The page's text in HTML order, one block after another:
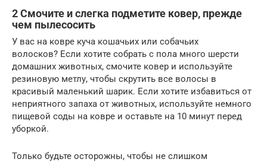
2 Смочите и слегка подметите ковер, прежде
чем пылесосить
У вас на ковре куча кошачьих или собачьих
волосков? Если хотите собрать с пола много шерсти
домашних животных, смочите ковер и используйте
резиновую метлу, чтобы скрутить все волосы в
красивый маленький шарик. Если хотите избавиться от
неприятного запаха от животных, используйте немного
пищевой соды на ковре и оставьте на 10 минут перед
уборкой.
Только будьте осторожны, чтобы не слишком